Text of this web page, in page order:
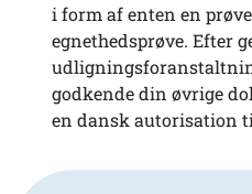
i form af enten en
egnethedsprøve. Efter
godkende din øvrige
en dansk autorisation